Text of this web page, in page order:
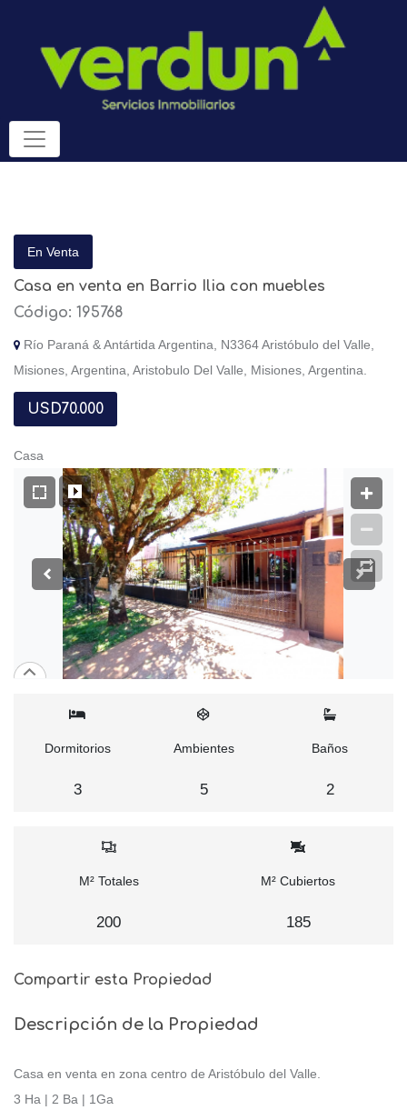
En Venta
Casa en venta en Barrio Ilia con muebles
Código: 195768
Río Paraná & Antártida Argentina, N3364 Aristóbulo del Valle,
Misiones, Argentina, Aristobulo Del Valle, Misiones, Argentina.
USD70.000
Casa
Dormitorios
3
Ambientes
5
Baños
2
M² Totales
200
M² Cubiertos
185
Compartir esta Propiedad
Descripción de la Propiedad
Casa en venta en zona centro de Aristóbulo del Valle.
3 Ha | 2 Ba | 1Ga